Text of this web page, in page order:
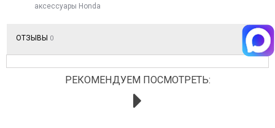
аксессуары Honda
ОТЗЫВЫ 0
РЕКОМЕНДУЕМ ПОСМОТРЕТЬ: